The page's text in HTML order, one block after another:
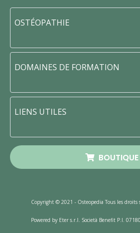
OSTÉOPATHIE
DOMAINES DE FORMATION
LIENS UTILES
BOUTIQUE
Copyright © 2021 - Osteopedia Tous les droits
Powered by Eter s.r.l. Società Benefit P.I.